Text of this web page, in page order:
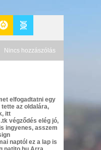
Nincs hozzászólás
elfogadtatni egy
az oldalára,
itt
végződés elég jó,
ingyenes, asszem
naptól ez a lap is